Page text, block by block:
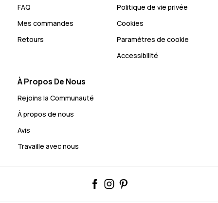
FAQ
Mes commandes
Retours
Politique de vie privée
Cookies
Paramètres de cookie
Accessibilité
À Propos De Nous
Rejoins la Communauté
À propos de nous
Avis
Travaille avec nous